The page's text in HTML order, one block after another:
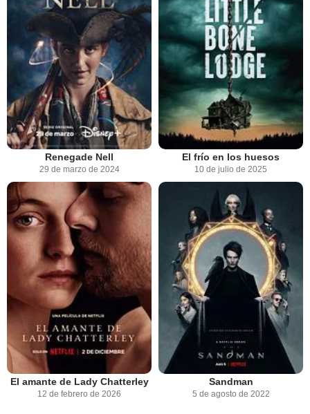
Renegade Nell
29 de marzo de 2024
El frío en los huesos
10 de julio de 2025
El amante de Lady Chatterley
12 de febrero de 2026
Sandman
5 de agosto de 2022